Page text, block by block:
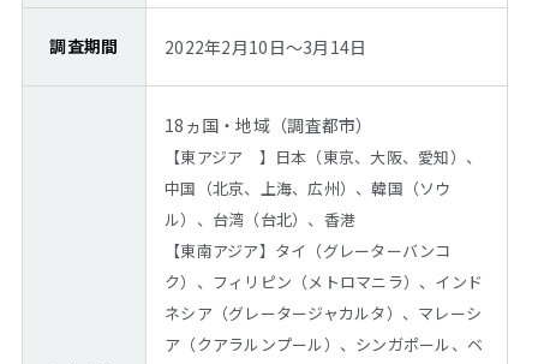
調査期間 2022年2月10日～3月14日
18ヵ国・地域（調査都市）
【東アジア 】日本（東京、大阪、愛知）、
中国（北京、上海、広州）、韓国（ソウ
ル）、台湾（台北）、香港
【東南アジア】タイ（グレーターバンコ
ク）、フィリピン（メトロマニラ）、インド
ネシア（グレータージャカルタ）、マレーシ
ア（クアラルンプール）、シンガポール、ベ